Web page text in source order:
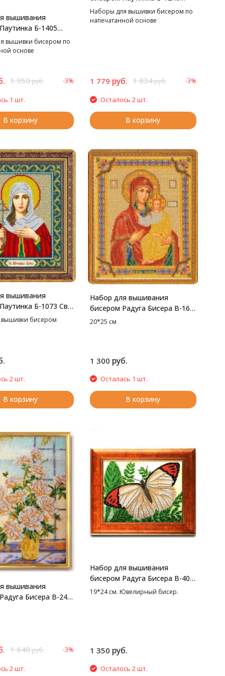
вышивания
Б-1405
27*38 см
вышивки бисером по
основе
1 950руб. -3%
1 шт.
В корзину
Пушистые хризантемы, 38*35
см
Наборы для вышивки бисером по
напечатанной основе
1 779 руб. 1 834руб. -3%
Осталось 2 шт.
В корзину
вышивания
Б-1073 Св.
см бисером
2 шт.
В корзину
Набор для вышивания
бисером Радуга Бисера В-163
Смоленская богородица,
20*25 см
1 300 руб.
Осталась 1 шт.
В корзину
вышивания
Бисера В-249
1 640руб. -3%
2 шт.
Набор для вышивания
бисером Радуга Бисера В-408
Летящий шифон, 19*24 см
19*24 см. Ювелирный бисер.
1 350 руб.
Осталось 2 шт.